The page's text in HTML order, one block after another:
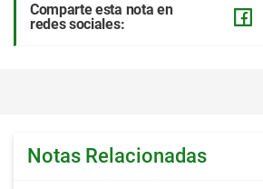
Comparte esta nota en
redes sociales:
Notas Relacionadas